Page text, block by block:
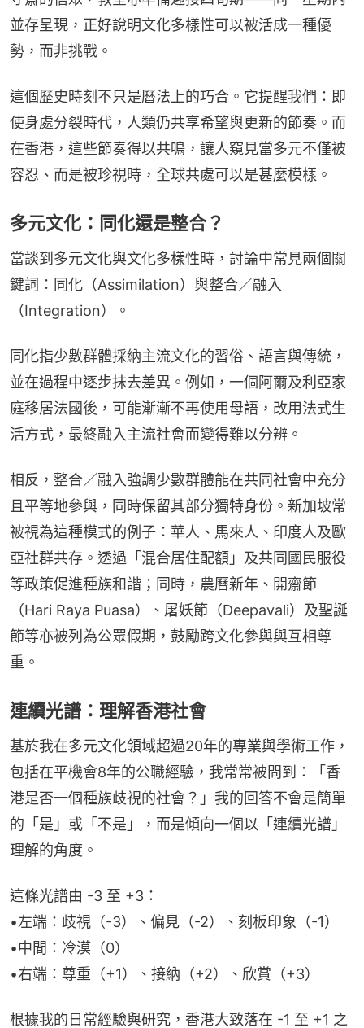
並存呈現，正好說明文化多樣性可以被活成一種優
勢，而非挑戰。
這個歷史時刻不只是曆法上的巧合。它提醒我們：即
使身處分裂時代，人類仍共享希望與更新的節奏。而
在香港，這些節奏得以共鳴，讓人窺見當多元不僅被
容忍、而是被珍視時，全球共處可以是甚麼模樣。
多元文化：同化還是整合？
當談到多元文化與文化多樣性時，討論中常見兩個關
鍵詞：同化（Assimilation）與整合／融入
（Integration）。
同化指少數群體採納主流文化的習俗、語言與傳統，
並在過程中逐步抹去差異。例如，一個阿爾及利亞家
庭移居法國後，可能漸漸不再使用母語，改用法式生
活方式，最終融入主流社會而變得難以分辨。
相反，整合／融入強調少數群體能在共同社會中充分
且平等地參與，同時保留其部分獨特身份。新加坡常
被視為這種模式的例子：華人、馬來人、印度人及歐
亞社群共存。透過「混合居住配額」及共同國民服役
等政策促進種族和諧；同時，農曆新年、開齋節
（Hari Raya Puasa）、屠妖節（Deepavali）及聖誕
節等亦被列為公眾假期，鼓勵跨文化參與與互相尊
重。
連續光譜：理解香港社會
基於我在多元文化領域超過20年的專業與學術工作，
包括在平機會8年的公職經驗，我常常被問到：「香
港是否一個種族歧視的社會？」我的回答不會是簡單
的「是」或「不是」，而是傾向一個以「連續光譜」
理解的角度。
這條光譜由 -3 至 +3：
•​左端：歧視（-3）、偏見（-2）、刻板印象（-1）
•​中間：冷漠（0）
•​右端：尊重（+1）、接納（+2）、欣賞（+3）
根據我的日常經驗與研究，香港大致落在 -1 至 +1 之